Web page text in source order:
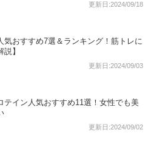
更新日:2024/09/18
気おすすめ7選＆ランキング！筋トレに
】
更新日:2024/09/03
テイン人気おすすめ11選！女性でも美
更新日:2024/09/02